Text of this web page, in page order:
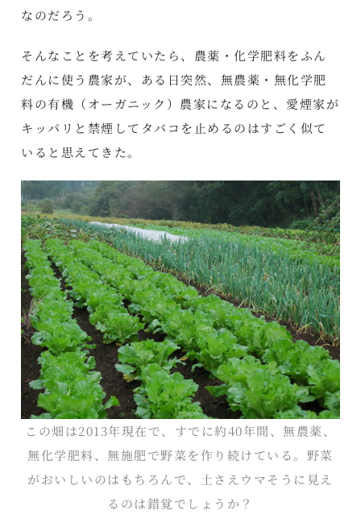
なのだろう。
そんなことを考えていたら、農薬・化学肥料をふん
だんに使う農家が、ある日突然、無農薬・無化学肥
料の有機（オーガニック）農家になるのと、愛煙家が
キッパリと禁煙してタバコを止めるのはすごく似て
いると思えてきた。
この畑は2013年現在で、すでに約40年間、無農薬、
無化学肥料、無施肥で野菜を作り続けている。野菜
がおいしいのはもちろんで、土さえウマそうに見え
るのは錯覚でしょうか？